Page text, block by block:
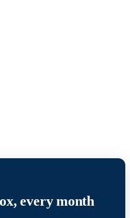
every month